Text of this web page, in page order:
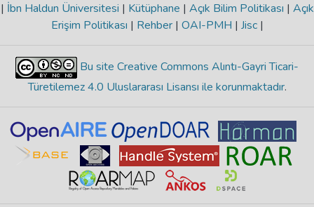
| İbn Haldun Üniversitesi | Kütüphane | Açık Bilim Politikası | Açık
Erişim Politikası | Rehber | OAI-PMH | Jisc |
Bu site Creative Commons Alıntı-Gayri Ticari-
Türetilemez 4.0 Uluslararası Lisansı ile korunmaktadır.